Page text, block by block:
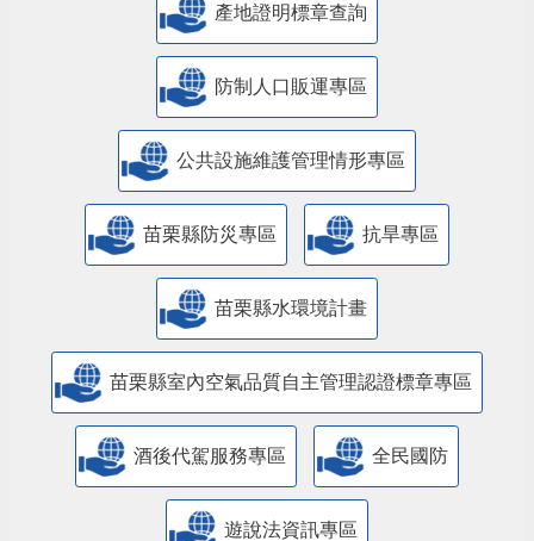
產地證明標章查詢
防制人口販運專區
​公共設施維護管理情形專區
苗栗縣防災專區 抗旱專區
苗栗縣水環境計畫
苗栗縣室內空氣品質自主管理認證標章專區
酒後代駕服務專區 全民國防
遊說法資訊專區